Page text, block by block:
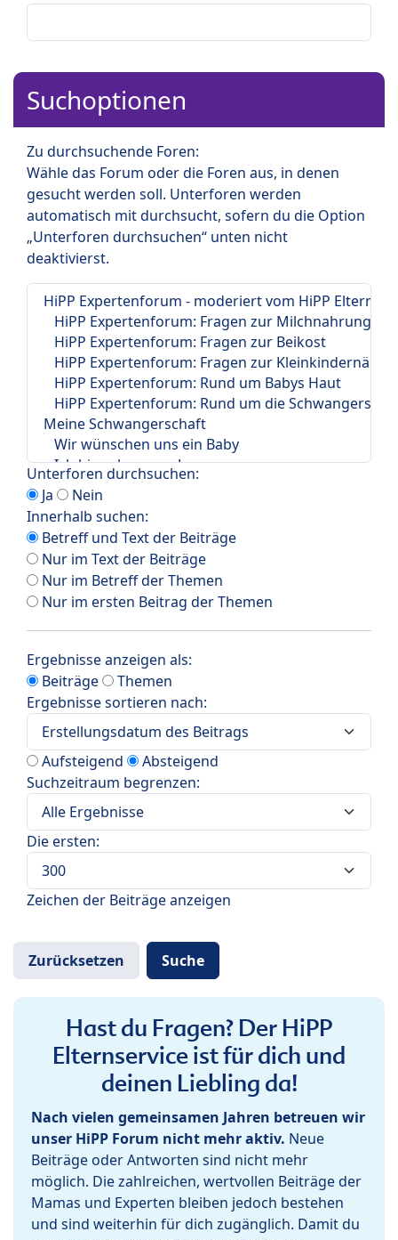
Suchoptionen
Zu durchsuchende Foren:
Wähle das Forum oder die Foren aus, in denen
gesucht werden soll. Unterforen werden
automatisch mit durchsucht, sofern du die Option
„Unterforen durchsuchen“ unten nicht
deaktivierst.
Unterforen durchsuchen:
Ja
Nein
Innerhalb suchen:
Betreff und Text der Beiträge
Nur im Text der Beiträge
Nur im Betreff der Themen
Nur im ersten Beitrag der Themen
Ergebnisse anzeigen als:
Beiträge
Themen
Ergebnisse sortieren nach:
Aufsteigend
Absteigend
Suchzeitraum begrenzen:
Die ersten:
Zeichen der Beiträge anzeigen
Hast du Fragen? Der HiPP
Elternservice ist für dich und
deinen Liebling da!
Nach vielen gemeinsamen Jahren betreuen wir
unser HiPP Forum nicht mehr aktiv. Neue
Beiträge oder Antworten sind nicht mehr
möglich. Die zahlreichen, wertvollen Beiträge der
Mamas und Experten bleiben jedoch bestehen
und sind weiterhin für dich zugänglich. Damit du